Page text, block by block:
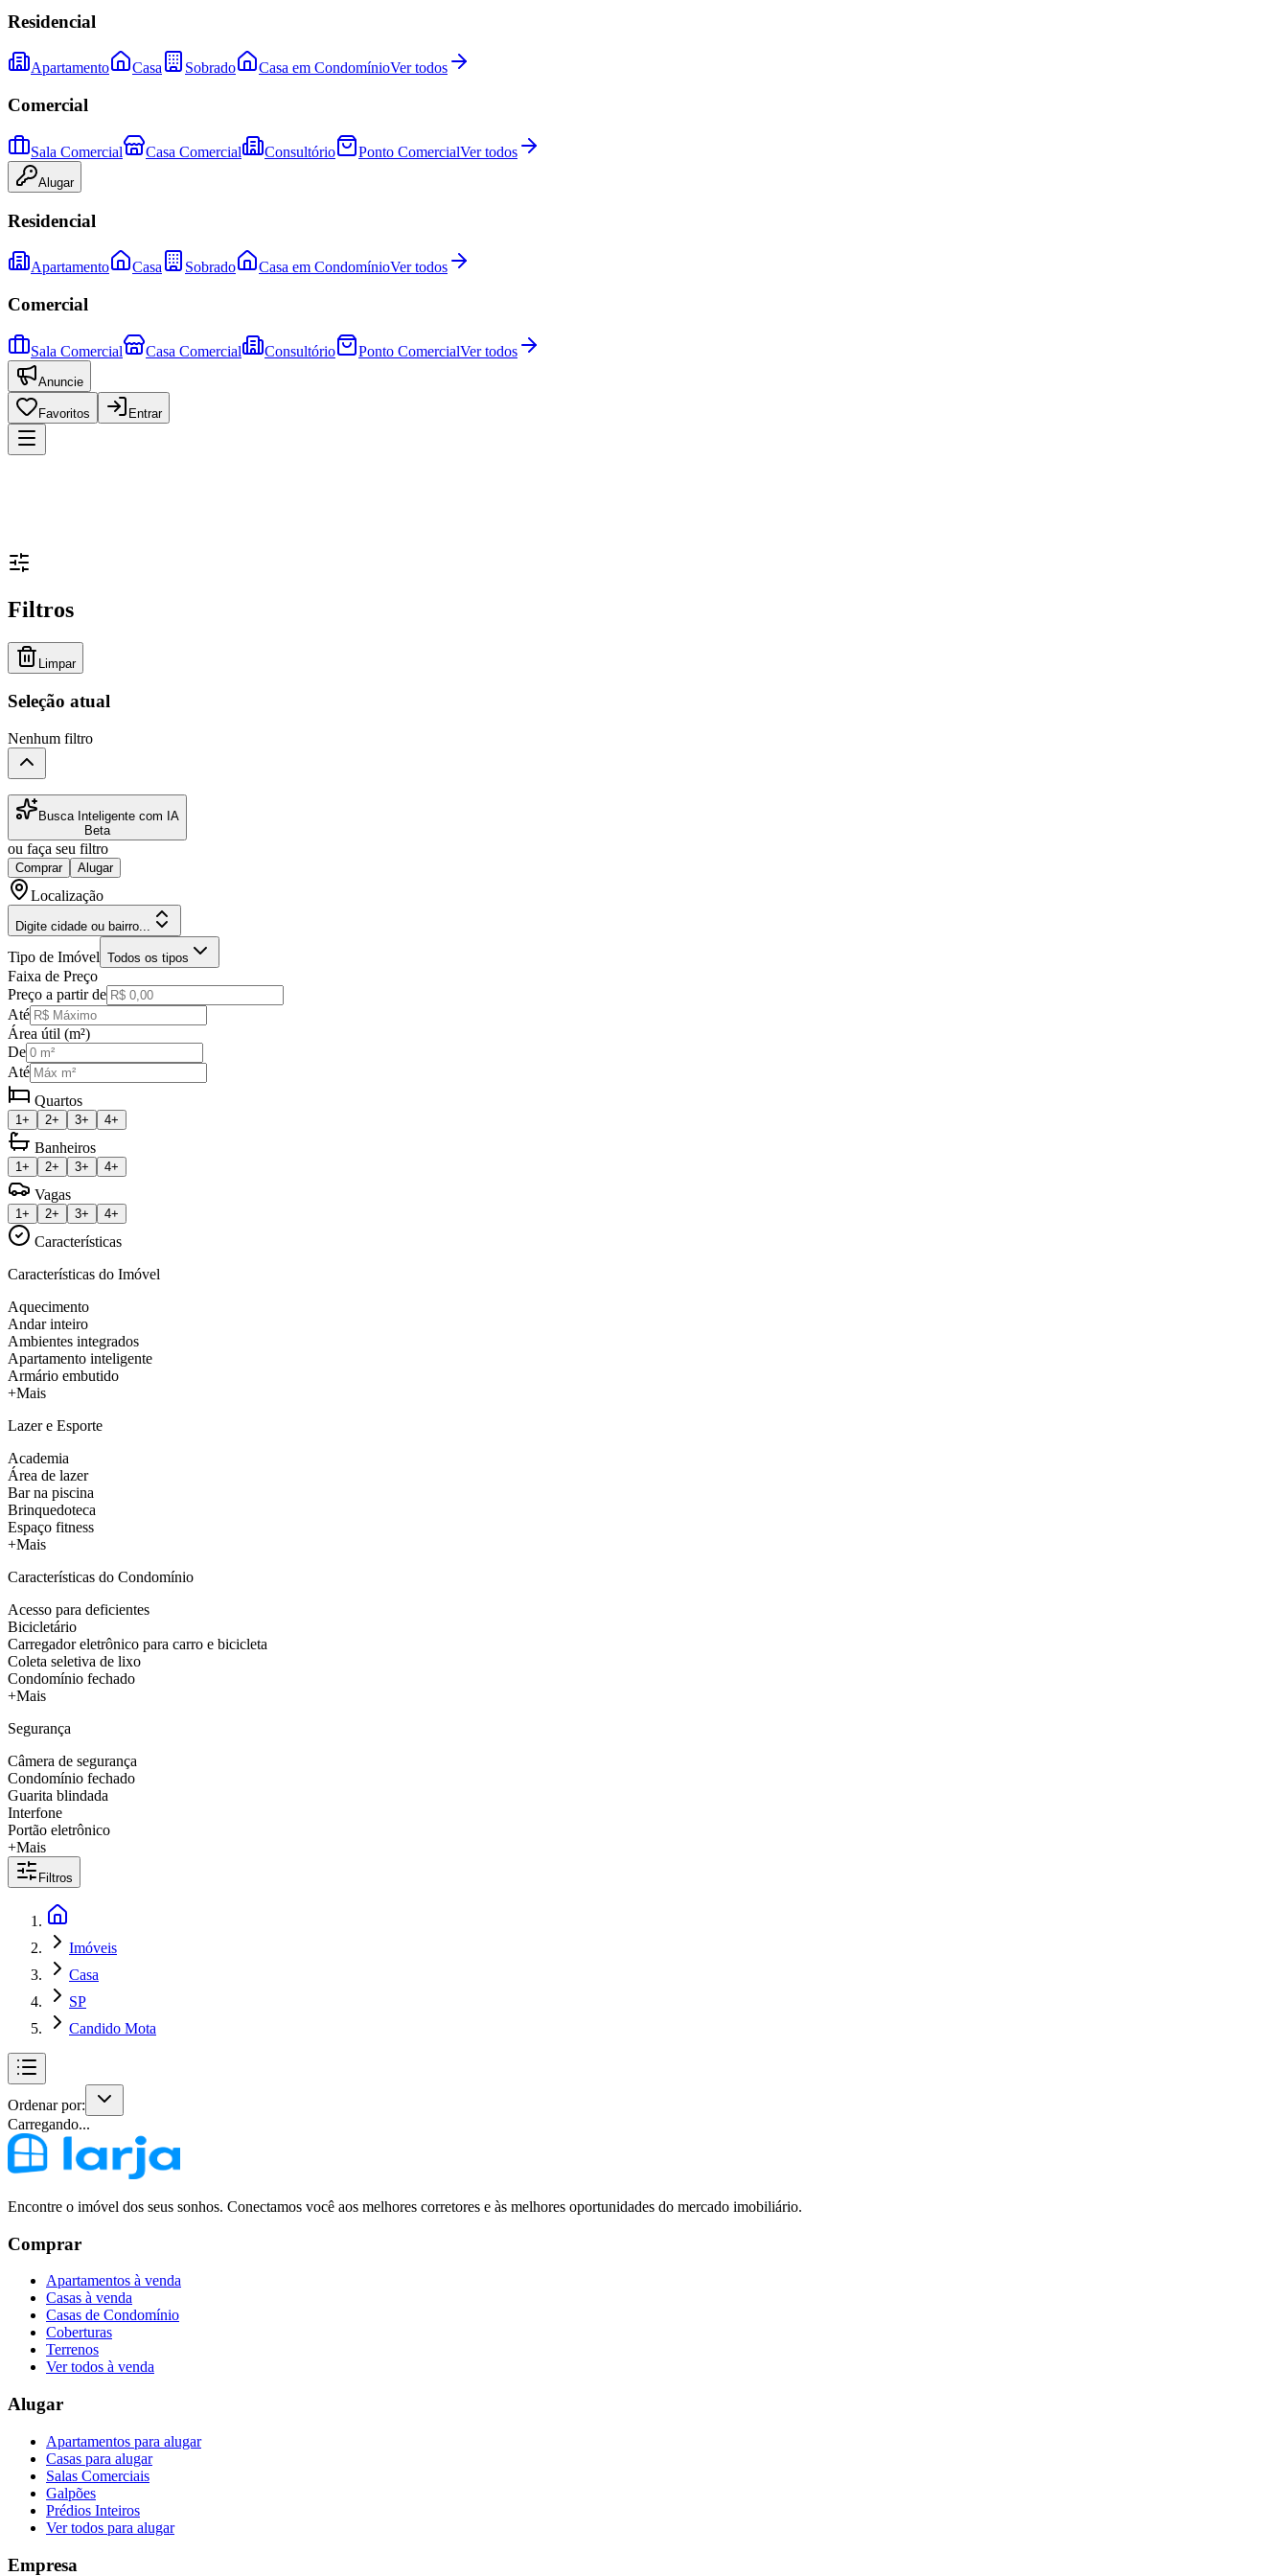
Residencial
Apartamento Casa Sobrado Casa em CondomínioVer todos
Comercial
Sala Comercial Casa Comercial Consultório Ponto ComercialVer todos
Alugar
Residencial
Apartamento Casa Sobrado Casa em CondomínioVer todos
Comercial
Sala Comercial Casa Comercial Consultório Ponto ComercialVer todos
Anuncie
Favoritos Entrar
Filtros
Limpar
Seleção atual
Nenhum filtro
Busca Inteligente com IA
Beta
ou faça seu filtro
Comprar Alugar
Localização
Digite cidade ou bairro...
Tipo de Imóvel Todos os tipos
Faixa de Preço
Preço a partir de
Até
Área útil (m²)
De
Até
Quartos
1+ 2+ 3+ 4+
Banheiros
1+ 2+ 3+ 4+
Vagas
1+ 2+ 3+ 4+
Características
Características do Imóvel
Aquecimento
Andar inteiro
Ambientes integrados
Apartamento inteligente
Armário embutido
+Mais
Lazer e Esporte
Academia
Área de lazer
Bar na piscina
Brinquedoteca
Espaço fitness
+Mais
Características do Condomínio
Acesso para deficientes
Bicicletário
Carregador eletrônico para carro e bicicleta
Coleta seletiva de lixo
Condomínio fechado
+Mais
Segurança
Câmera de segurança
Condomínio fechado
Guarita blindada
Interfone
Portão eletrônico
+Mais
Filtros
Imóveis
Casa
SP
Candido Mota
Ordenar por:
Carregando...
Encontre o imóvel dos seus sonhos. Conectamos você aos melhores corretores e às melhores oportunidades do mercado imobiliário.
Comprar
Apartamentos à venda
Casas à venda
Casas de Condomínio
Coberturas
Terrenos
Ver todos à venda
Alugar
Apartamentos para alugar
Casas para alugar
Salas Comerciais
Galpões
Prédios Inteiros
Ver todos para alugar
Empresa